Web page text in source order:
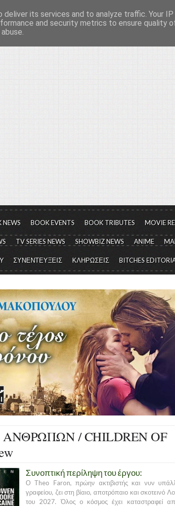
τον πολιτισμό, σε κάθε του μορφή και
NEWS BOOK EVENTS BOOK TRIBUTES MOVIE
TV SERIES NEWS SHOWBIZ NEWS ANIME
ΣΥΝΕΝΤΕΥΞΕΙΣ ΚΛΗΡΩΣΕΙΣ BITCHES
/ CHILDREN OF
Συνοπτική περίληψη του έργου:
Ο Theo Faron, πρώην ακτιβιστής και νυν
γραφείου, ζει στη βίαιο, αποτρόπαιο και σκοτεινό
του 2027. Όλος ο κόσμος έχει καταστραφεί
its services and to analyze traffic. Your
and security metrics to ensure quality